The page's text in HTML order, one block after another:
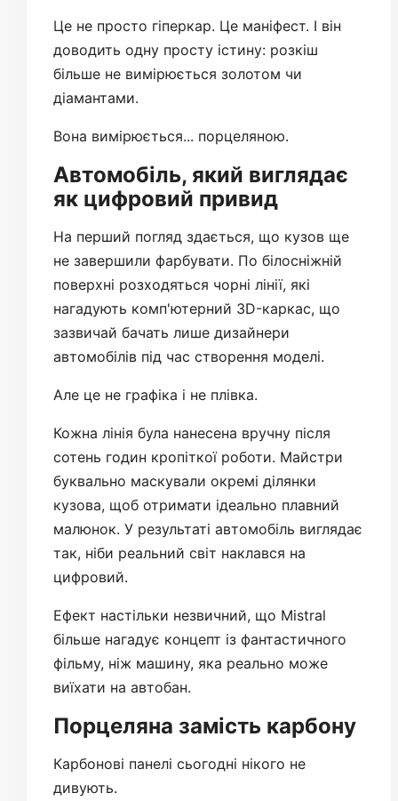
Це не просто гіперкар. Це маніфест. І він
доводить одну просту істину: розкіш
більше не вимірюється золотом чи
діамантами.
Вона вимірюється... порцеляною.
Автомобіль, який виглядає
як цифровий привид
На перший погляд здається, що кузов ще
не завершили фарбувати. По білосніжній
поверхні розходяться чорні лінії, які
нагадують комп'ютерний 3D-каркас, що
зазвичай бачать лише дизайнери
автомобілів під час створення моделі.
Але це не графіка і не плівка.
Кожна лінія була нанесена вручну після
сотень годин кропіткої роботи. Майстри
буквально маскували окремі ділянки
кузова, щоб отримати ідеально плавний
малюнок. У результаті автомобіль виглядає
так, ніби реальний світ наклався на
цифровий.
Ефект настільки незвичний, що Mistral
більше нагадує концепт із фантастичного
фільму, ніж машину, яка реально може
виїхати на автобан.
Порцеляна замість карбону
Карбонові панелі сьогодні нікого не
дивують.